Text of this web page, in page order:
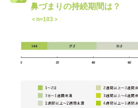
鼻づまりの持続期間は？
＜n=103＞